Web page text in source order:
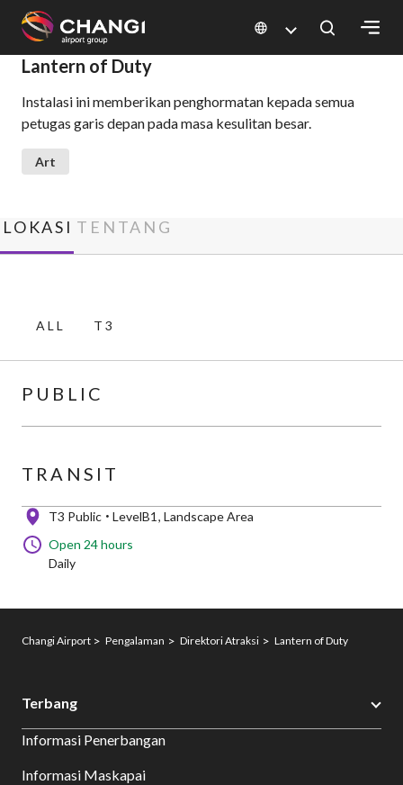
All
Changi
Sites:
Select:
Lantern of Duty
Instalasi ini memberikan penghormatan kepada semua
petugas garis depan pada masa kesulitan besar.
Art
LOKASI TENTANG
ALL T3
PUBLIC
TRANSIT
T3 Public LevelB1 Landscape Area
Open 24 hours
Daily
Changi Airport Pengalaman Direktori Atraksi Lantern of Duty
Terbang
Informasi Penerbangan
Informasi Maskapai